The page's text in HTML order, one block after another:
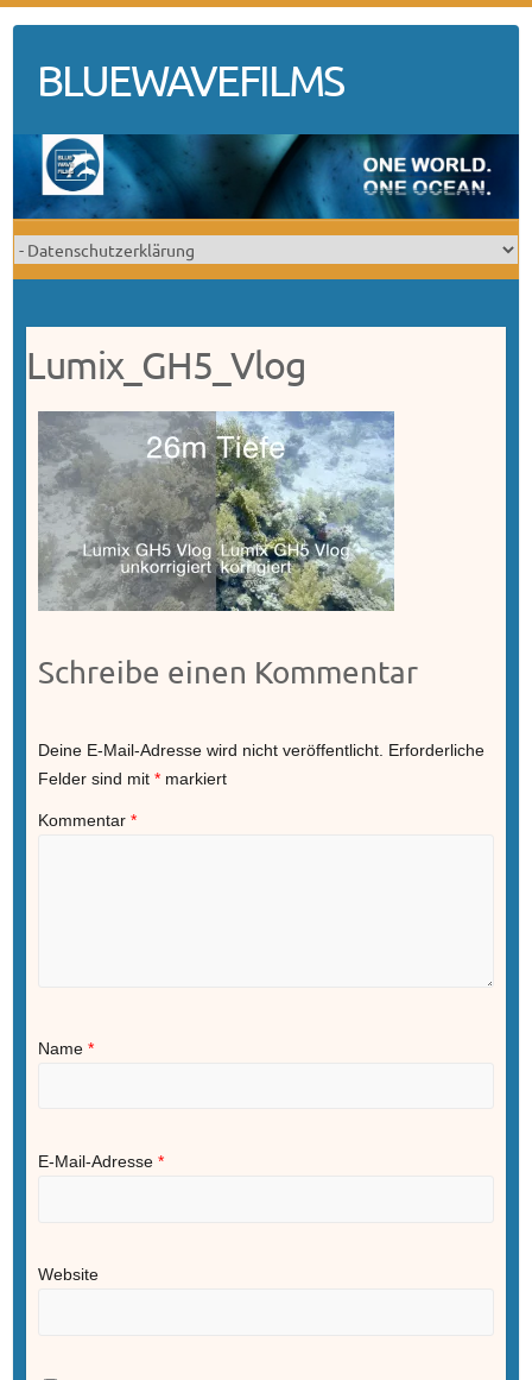
contentBLUEWAVEFILMS
Lumix_GH5_Vlog
Schreibe einen Kommentar
Deine E-Mail-Adresse wird nicht veröffentlicht. Erforderliche
Felder sind mit *markiert
Kommentar *
Name *
E-Mail-Adresse *
Website